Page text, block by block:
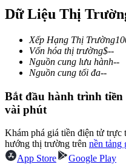
TradFi
Phái sinh cổ phiếu,
USDC Futures vĩnh cửu
Dữ Liệu Thị
Xếp Hạng Thị Trường
Vốn hóa thị trường$--
Nguồn cung lưu hành--
Nguồn cung tối đa--
Bắt đầu hành trình tiền
vài phút
Khám phá giá tiền điện tử trực
hướng thị trường trên nền tảng
App Store
Google Play